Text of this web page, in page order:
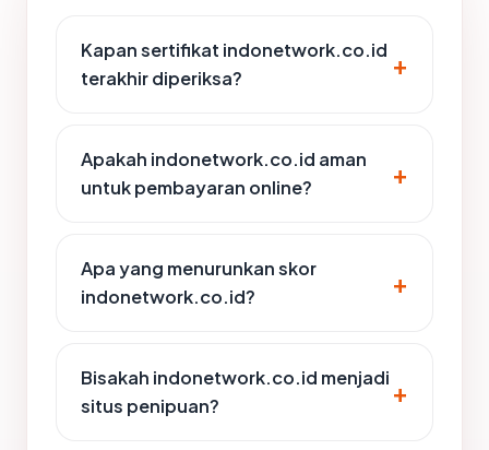
Kapan sertifikat indonetwork.co.id
terakhir diperiksa?
Apakah indonetwork.co.id aman
untuk pembayaran online?
Apa yang menurunkan skor
indonetwork.co.id?
Bisakah indonetwork.co.id menjadi
situs penipuan?